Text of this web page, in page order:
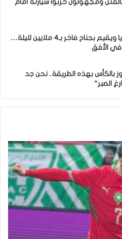
ومجهولون خربوا سيارته أمام
زياش يتقاضى 200 مليون شهريا ويقيم بجناح فاخر بـ4 ملايين لليلة…
في الأفق
بالكأس بهذه الطريقة.. نحن جد
الصبر”